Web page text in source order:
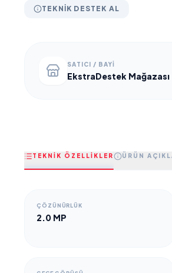
TEKNIK DESTEK AL
SATICI / BAYI
EkstraDestek Mağazası
TEKNİK ÖZELLİKLER ÜRÜN
ÇÖZÜNÜRLÜK
2.0 MP